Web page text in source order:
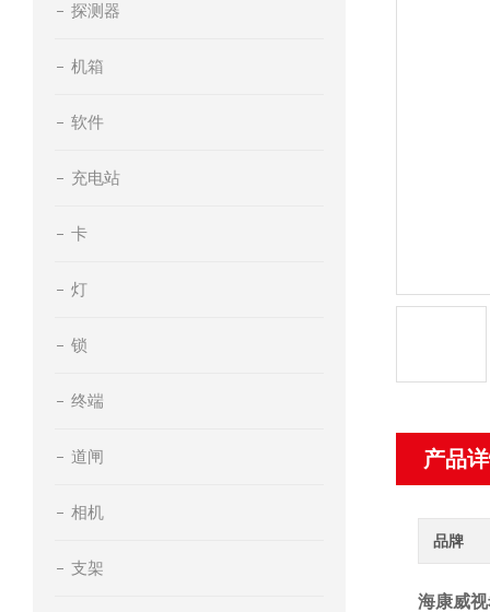
探测器
机箱
软件
充电站
卡
灯
锁
终端
道闸
相机
支架
产品
品牌
海康威